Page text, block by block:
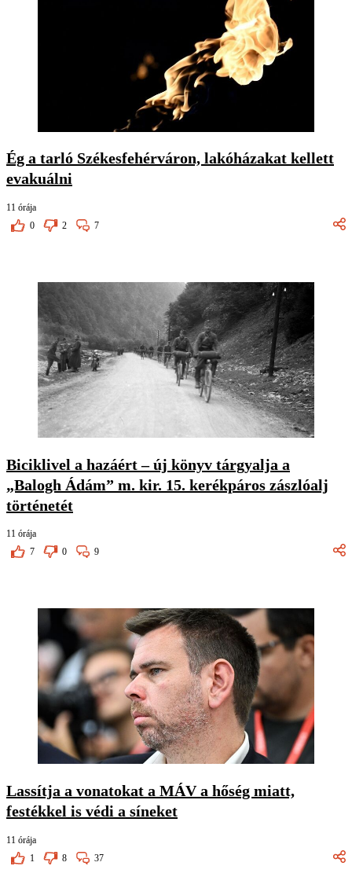
Ég a tarló Székesfehérváron, lakóházakat kellett
evakuálni
11 órája
0
2 7
Biciklivel a hazáért – új könyv tárgyalja a
„Balogh Ádám” m. kir. 15. kerékpáros zászlóalj
történetét
11 órája
7
0 9
Lassítja a vonatokat a MÁV a hőség miatt,
festékkel is védi a síneket
11 órája
1
8 37